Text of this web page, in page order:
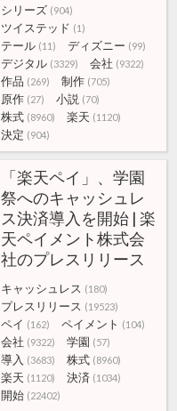
シリーズ (904)
ツイステッド (1)
テール (11) ディズニー (99)
デジタル (3329) 会社 (9322)
作品 (269) 制作 (705)
原作 (27) 小説 (70)
株式 (8960) 楽天 (1120)
決定 (904)
「楽天ペイ」、学園
祭へのキャッシュレ
ス決済導入を開始 | 楽
天ペイメント株式会
社のプレスリリース
キャッシュレス (180)
プレスリリース (19523)
ペイ (162) ペイメント (104)
会社 (9322) 学園 (57)
導入 (3683) 株式 (8960)
楽天 (1120) 決済 (1034)
開始 (22402)